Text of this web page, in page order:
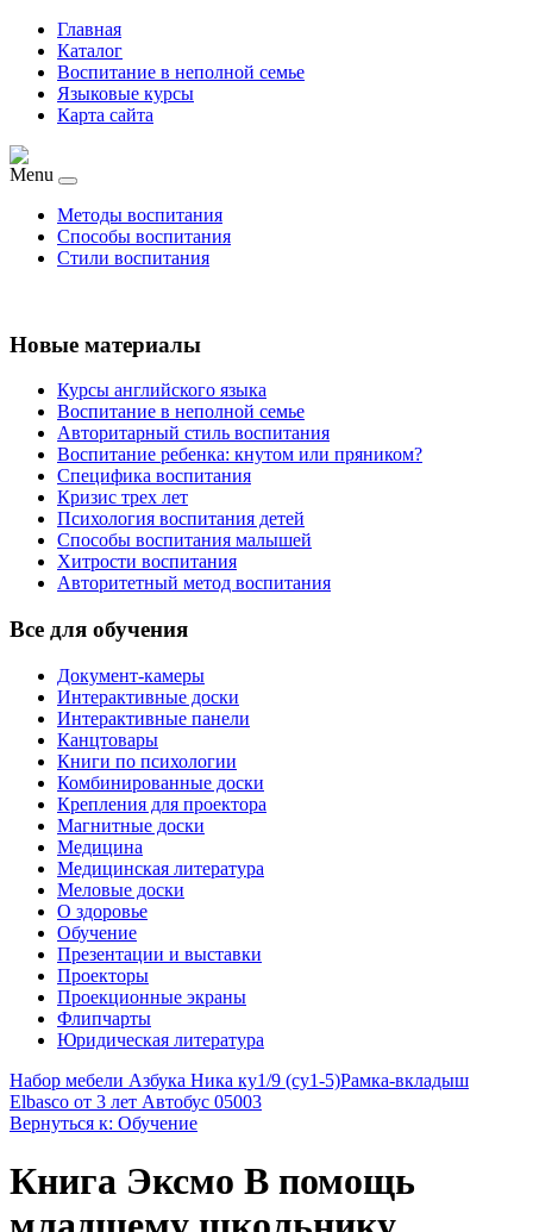
Главная
Каталог
Воспитание в неполной семье
Языковые курсы
Карта сайта
Menu
Методы воспитания
Способы воспитания
Стили воспитания
Новые материалы
Курсы английского языка
Воспитание в неполной семье
Авторитарный стиль воспитания
Воспитание ребенка: кнутом или пряником?
Специфика воспитания
Кризис трех лет
Психология воспитания детей
Способы воспитания малышей
Хитрости воспитания
Авторитетный метод воспитания
Все для обучения
Документ-камеры
Интерактивные доски
Интерактивные панели
Канцтовары
Книги по психологии
Комбинированные доски
Крепления для проектора
Магнитные доски
Медицина
Медицинская литература
Меловые доски
О здоровье
Обучение
Презентации и выставки
Проекторы
Проекционные экраны
Флипчарты
Юридическая литература
Набор мебели Азбука Ника ку1/9 (су1-5)Рамка-вкладыш
Elbasco от 3 лет Автобус 05003
Вернуться к: Обучение
Книга Эксмо В помощь